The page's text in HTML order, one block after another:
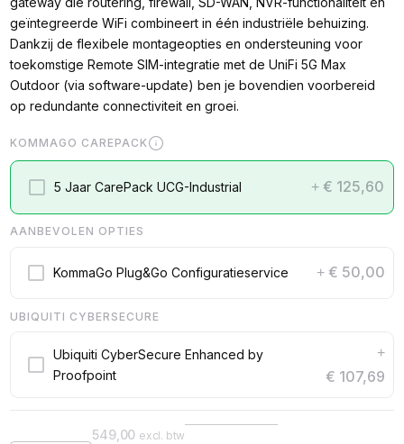
geïntegreerde WiFi combineert in één industriële behuizing.
Dankzij de flexibele montageopties en ondersteuning voor
toekomstige Remote SIM-integratie met de UniFi 5G Max
Outdoor (via software-update) ben je bovendien voorbereid
op redundante connectiviteit en groei.
KOMMAGO CAREPACK
5 Jaar CarePack UCG-Industrial + € 125,60
AANBEVOLEN OPTIES
KommaGo Plug&Go Configuratieservice + € 50,00
UBIQUITI CYBERSECURE
Ubiquiti CyberSecure Enhanced by
Proofpoint
+
€ 107,69
549,00 excl. btw